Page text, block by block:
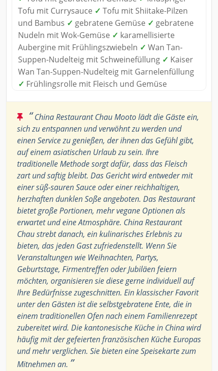
Tofu mit Currysauce ✓ Tofu mit Shiitake-Pilzen
und Bambus ✓ gebratene Gemüse ✓ gebratene
Nudeln mit Wok-Gemüse ✓ karamellisierte
Aubergine mit Frühlingszwiebeln ✓ Wan Tan-
Suppen-Nudelteig mit Schweinefüllung ✓ Kaiser
Wan Tan-Suppen-Nudelteig mit Garnelenfüllung
✓ Frühlingsrolle mit Fleisch und Gemüse
“China Restaurant Chau Mooto lädt die Gäste ein,
sich zu entspannen und verwöhnt zu werden und
einen Service zu genießen, der ihnen das Gefühl gibt,
auf einem asiatischen Urlaub zu sein. Ihre
traditionelle Methode sorgt dafür, dass das Fleisch
zart und saftig bleibt. Das Gericht wird entweder mit
einer süß-sauren Sauce oder einer reichhaltigen,
herzhaften dunklen Soße angeboten. Das Restaurant
bietet große Portionen, mehr vegane Optionen als
erwartet und eine Atmosphäre. China Restaurant
Chau strebt danach, ein kulinarisches Erlebnis zu
bieten, das jeden Gast zufriedenstellt. Wenn Sie
Veranstaltungen wie Weihnachten, Partys,
Geburtstage, Firmentreffen oder Jubiläen feiern
möchten, organisieren sie diese gerne individuell auf
Ihre Bedürfnisse zugeschnitten. Ein klassischer Favorit
unter den Gästen ist die selbstgebratene Ente, die in
einem traditionellen Ofen nach einem Familienrezept
zubereitet wird. Die kantonesische Küche in China wird
häufig mit der gefeierten französischen Küche Europas
und mehr verglichen. Sie bieten eine Speisekarte zum
Mitnehmen an. ”